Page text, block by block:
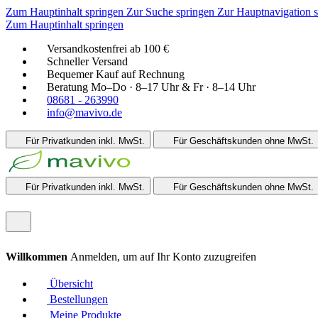
Zum Hauptinhalt springen Zur Suche springen Zur Hauptnavigation
Zum Hauptinhalt springen
Versandkostenfrei ab 100 €
Schneller Versand
Bequemer Kauf auf Rechnung
Beratung Mo–Do · 8–17 Uhr & Fr · 8–14 Uhr
08681 - 263990
info@mavivo.de
Für Privatkunden inkl. MwSt. Für Geschäftskunden ohne MwSt.
Für Privatkunden inkl. MwSt. Für Geschäftskunden ohne MwSt.
Willkommen Anmelden, um auf Ihr Konto zuzugreifen
Übersicht
Bestellungen
Meine Produkte